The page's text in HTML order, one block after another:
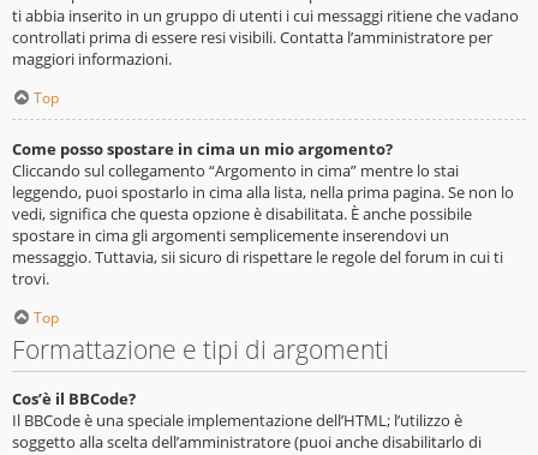
ti abbia inserito in un gruppo di utenti i cui messaggi ritiene che vadano
controllati prima di essere resi visibili. Contatta l’amministratore per
maggiori informazioni.
Top
Come posso spostare in cima un mio argomento?
Cliccando sul collegamento “Argomento in cima” mentre lo stai
leggendo, puoi spostarlo in cima alla lista, nella prima pagina. Se non lo
vedi, significa che questa opzione è disabilitata. È anche possibile
spostare in cima gli argomenti semplicemente inserendovi un
messaggio. Tuttavia, sii sicuro di rispettare le regole del forum in cui ti
trovi.
Top
Formattazione e tipi di argomenti
Cos’è il BBCode?
Il BBCode è una speciale implementazione dell’HTML; l’utilizzo è
soggetto alla scelta dell’amministratore (puoi anche disabilitarlo di